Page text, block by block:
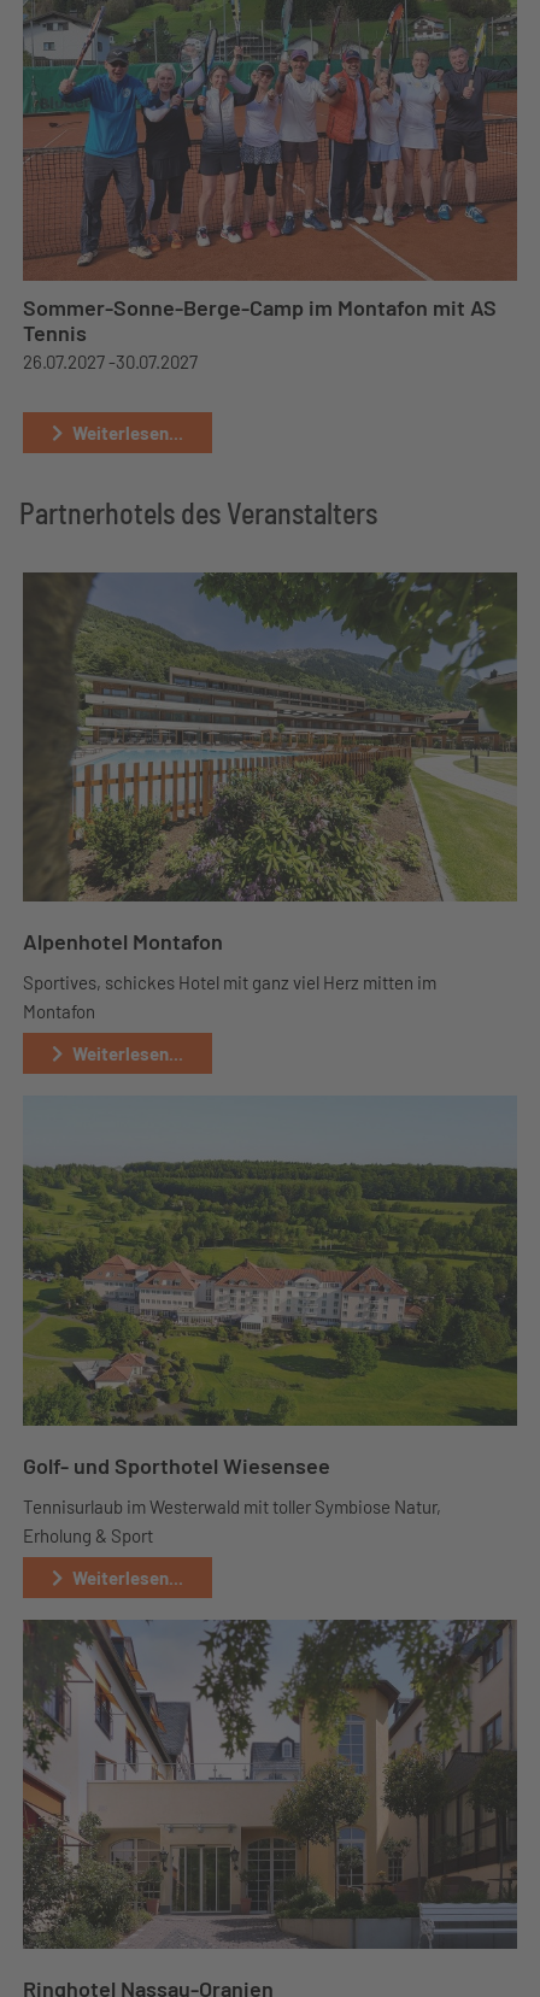
Sommer-Sonne-Berge-Camp im Montafon mit AS
Tennis
26.07.2027 -30.07.2027
Weiterlesen...
Partnerhotels des Veranstalters
Alpenhotel Montafon
Sportives, schickes Hotel mit ganz viel Herz mitten im
Montafon
Weiterlesen...
Golf- und Sporthotel Wiesensee
Tennisurlaub im Westerwald mit toller Symbiose Natur,
Erholung & Sport
Weiterlesen...
Ringhotel Nassau-Oranien